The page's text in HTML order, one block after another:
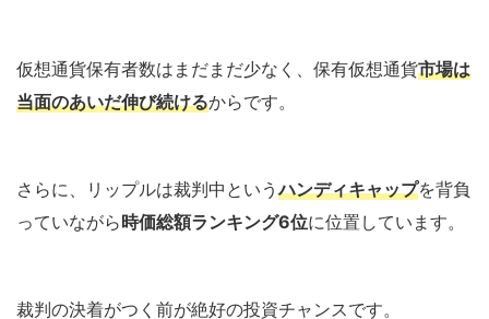
仮想通貨保有者数はまだまだ少なく、保有仮想通貨市場は
当面のあいだ伸び続けるからです。
さらに、リップルは裁判中というハンディキャップを背負
っていながら時価総額ランキング6位に位置しています。
裁判の決着がつく前が絶好の投資チャンスです。